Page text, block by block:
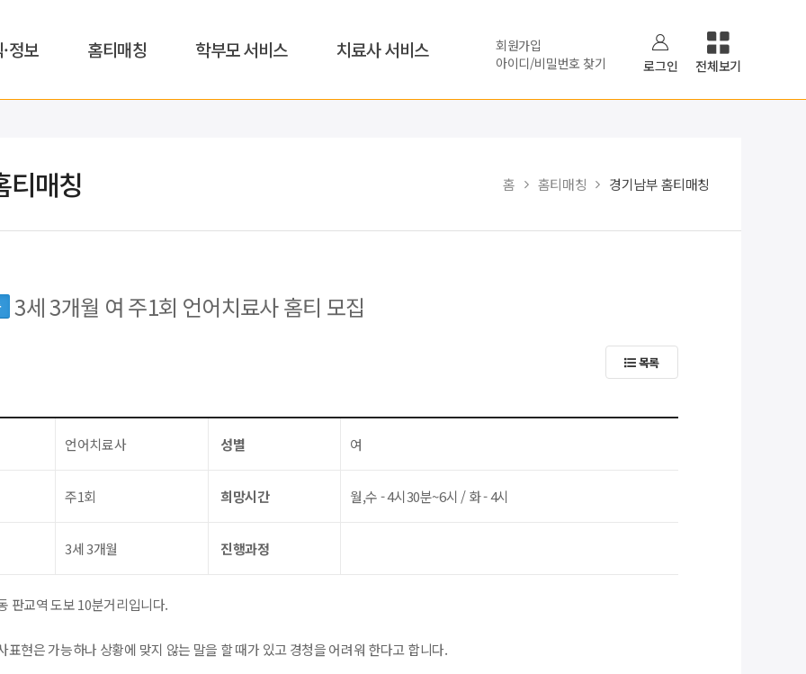
정보 홈티매칭 학부모 서비스 치료사 서비스
회원가입
아이디/비밀번호 찾기
로그인 전체보기
티매칭 홈 홈티매칭 경기남부 홈티매칭
3세 3개월 여 주1회 언어치료사 홈티 모집
목록
언어치료사 성별 여
주1회 희망시간 월,수 - 4시30분~6시 / 화 - 4시
3세 3개월 진행과정
판교역 도보 10분거리입니다.
표현은 가능하나 상황에 맞지 않는 말을 할 때가 있고 경청을 어려워 한다고 합니다.